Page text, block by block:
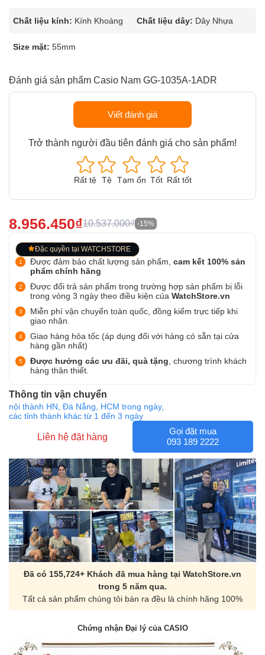
Chất liệu kính: Kính Khoáng Chất liệu dây: Dây Nhựa
Size mặt: 55mm
Đánh giá sản phẩm Casio Nam GG-1035A-1ADR
Viết đánh giá
Trở thành người đầu tiên đánh giá cho sản phẩm!
Rất tệ Tệ Tạm ổn Tốt Rất tốt
8.956.450₫10.537.000₫ -15%
Đặc quyền tại WATCHSTORE
Được đảm bảo chất lượng sản phẩm, cam kết 100% sản
phẩm chính hãng
Được đổi trả sản phẩm trong trường hợp sản phẩm bị lỗi
trong vòng 3 ngày theo điều kiện của WatchStore.vn
Miễn phí vận chuyển toàn quốc, đồng kiểm trực tiếp khi
giao nhận.
Giao hàng hỏa tốc (áp dụng đối với hàng có sẵn tại cửa
hàng gần nhất)
Được hưởng các ưu đãi, quà tặng , chương trình khách
hàng thân thiết.
Thông tin vận chuyển
nội thành HN, Đà Nẵng, HCM trong ngày,
các tỉnh thành khác từ 1 đến 3 ngày
Liên hệ đặt hàng
Gọi đặt mua
093 189 2222
Đã có 155,724+ Khách đã mua hàng tại WatchStore.vn
trong 5 năm qua.
Tất cả sản phẩm chúng tôi bán ra đều là chính hãng 100%
Chứng nhận Đại lý của CASIO